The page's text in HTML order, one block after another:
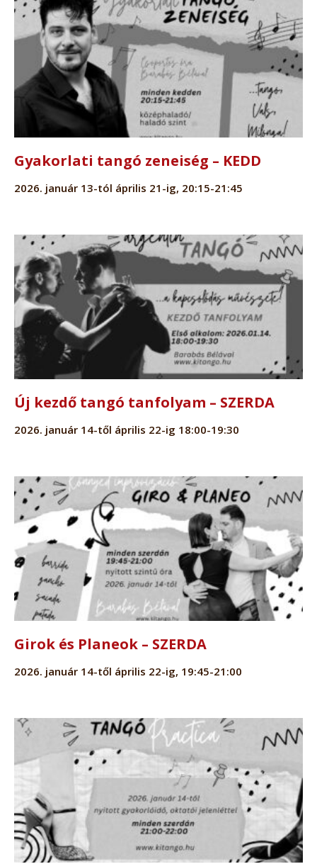
Gyakorlati tangó zeneiség – KEDD
2026. január 13-tól április 21-ig, 20:15-21:45
Új kezdő tangó tanfolyam – SZERDA
2026. január 14-től április 22-ig 18:00-19:30
Girok és Planeok – SZERDA
2026. január 14-től április 22-ig, 19:45-21:00